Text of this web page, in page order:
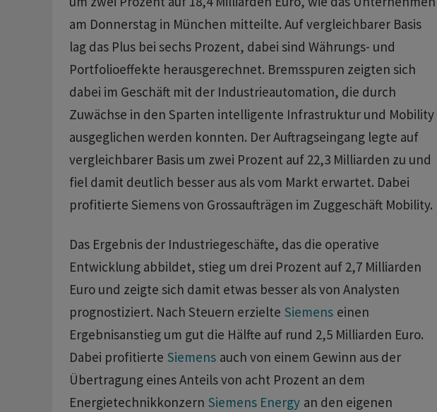
am Donnerstag in München mitteilte. Auf vergleichbarer Basis
lag das Plus bei sechs Prozent, dabei sind Währungs- und
Portfolioeffekte herausgerechnet. Bremsspuren zeigten sich
dabei im Geschäft mit der Industrieautomation, die durch
Zuwächse in den Sparten intelligente Infrastruktur und Mobility
ausgeglichen werden konnten. Der Auftragseingang legte auf
vergleichbarer Basis um zwei Prozent auf 22,3 Milliarden zu und
fiel damit deutlich besser aus als vom Markt erwartet. Dabei
profitierte Siemens von Grossaufträgen im Zuggeschäft Mobility.
Das Ergebnis der Industriegeschäfte, das die operative
Entwicklung abbildet, stieg um drei Prozent auf 2,7 Milliarden
Euro und zeigte sich damit etwas besser als von Analysten
prognostiziert. Nach Steuern erzielte Siemens einen
Ergebnisanstieg um gut die Hälfte auf rund 2,5 Milliarden Euro.
Dabei profitierte Siemens auch von einem Gewinn aus der
Übertragung eines Anteils von acht Prozent an dem
Energietechnikkonzern Siemens Energy an den eigenen